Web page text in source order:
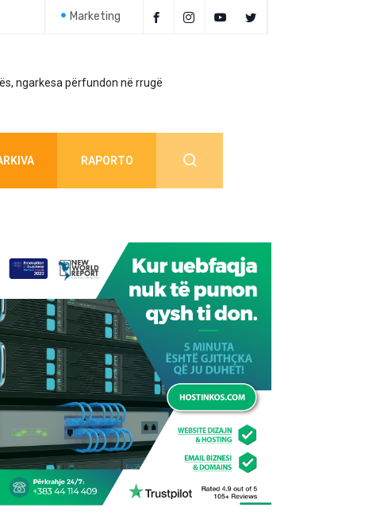
Marketing
ngarkesa përfundon në rrugë
RAPORTO